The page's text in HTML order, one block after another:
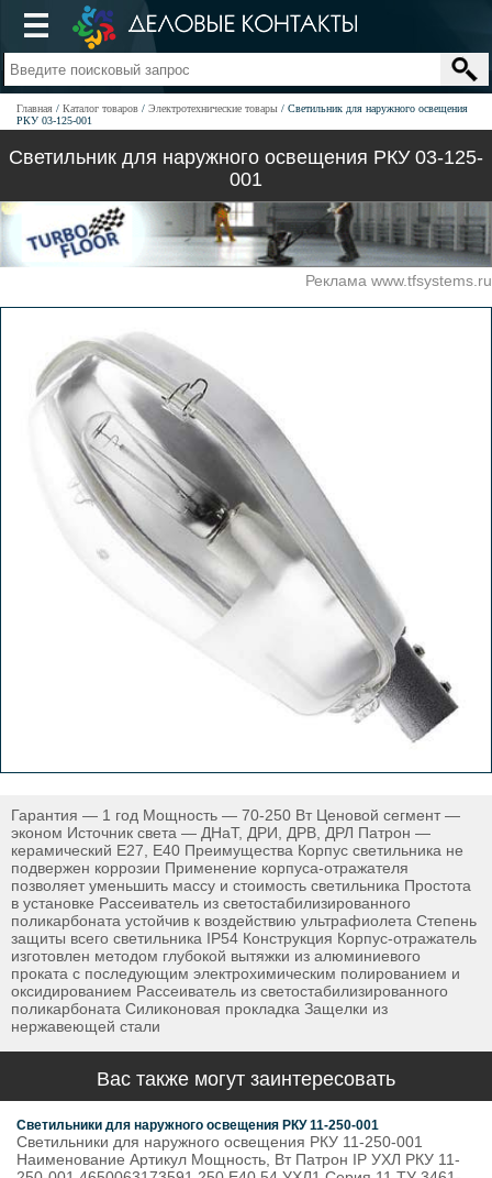
Главная Каталог товаров Электротехнические товары
Светильник для наружного освещения
РКУ 03-125-001
Светильник для наружного освещения РКУ 03-125-
001
Реклама www.tfsystems.ru
Гарантия — 1 год Мощность — 70-250 Вт Ценовой сегмент —
эконом Источник света — ДНаТ, ДРИ, ДРВ, ДРЛ Патрон —
керамический E27, E40 Преимущества Корпус светильника не
подвержен коррозии Применение корпуса-отражателя
позволяет уменьшить массу и стоимость светильника Простота
в установке Рассеиватель из светостабилизированного
поликарбоната устойчив к воздействию ультрафиолета Cтепень
защиты всего светильника IP54 Конструкция Корпус-отражатель
изготовлен методом глубокой вытяжки из алюминиевого
проката с последующим электрохимическим полированием и
оксидированием Рассеиватель из светостабилизированного
поликарбоната Силиконовая прокладка Защелки из
нержавеющей стали
Вас также могут заинтересовать
Светильники для наружного освещения РКУ 11-250-001
Светильники для наружного освещения РКУ 11-250-001
Наименование Артикул Мощность, Вт Патрон IP УХЛ РКУ 11-